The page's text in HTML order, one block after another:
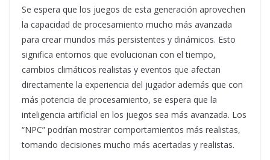
Se espera que los juegos de esta generación aprovechen
la capacidad de procesamiento mucho más avanzada
para crear mundos más persistentes y dinámicos. Esto
significa entornos que evolucionan con el tiempo,
cambios climáticos realistas y eventos que afectan
directamente la experiencia del jugador además que con
más potencia de procesamiento, se espera que la
inteligencia artificial en los juegos sea más avanzada. Los
“NPC” podrían mostrar comportamientos más realistas,
tomando decisiones mucho más acertadas y realistas.